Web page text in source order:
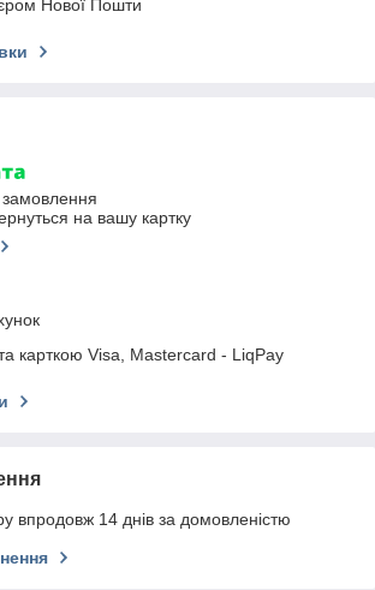
Нової Пошти
на вашу картку
карткою Visa, Mastercard - LiqPay
впродовж 14 днів за домовленістю